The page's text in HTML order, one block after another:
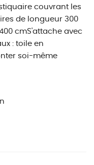
couvrant les
de longueur 300
cmS'attache avec
: toile en
soi-même